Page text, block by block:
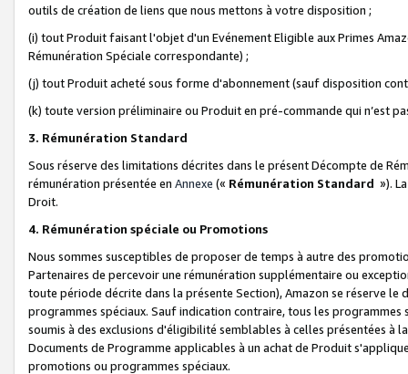
outils de création de liens que nous mettons à votre disposition ;
(i) tout Produit faisant l'objet d'un Evénement Eligible aux Primes
Rémunération Spéciale correspondante) ;
(j) tout Produit acheté sous forme d'abonnement (sauf disposition
(k) toute version préliminaire ou Produit en pré-commande qui n’est
3. Rémunération Standard
Sous réserve des limitations décrites dans le présent Décompte de
rémunération présentée en Annexe (« Rémunération Standard »).
Droit.
4. Rémunération spéciale ou Promotions
Nous sommes susceptibles de proposer de temps à autre des
Partenaires de percevoir une rémunération supplémentaire ou
toute période décrite dans la présente Section), Amazon se réserve
programmes spéciaux. Sauf indication contraire, tous les
soumis à des exclusions d'éligibilité semblables à celles présentées à
Documents de Programme applicables à un achat de Produit
promotions ou programmes spéciaux.